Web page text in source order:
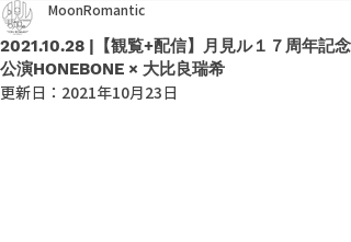
2021.10.28 |【観覧+配信】月見ル１７周年記念
公演HONEBONE × 大比良瑞希
MoonRomantic
更新日： 2021年10月23日